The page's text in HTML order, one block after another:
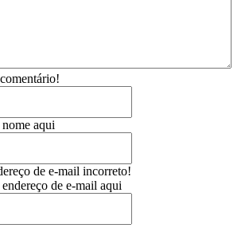
aqui
de e-mail incorreto!
de e-mail aqui